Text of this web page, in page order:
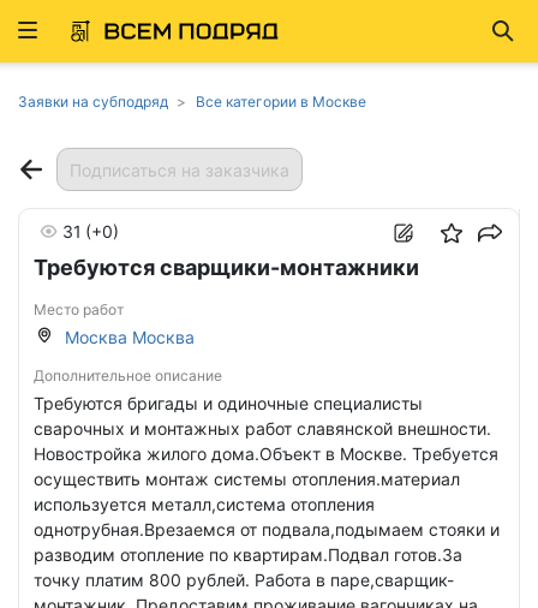
Развернуть
Заявки на субподряд Все категории в Москве
Подписаться на заказчика
Требуются сварщики-монтажники
31 (+0)
Место работ
Москва Москва
Дополнительное описание
Требуются бригады и одиночные специалисты
сварочных и монтажных работ славянской внешности.
Новостройка жилого дома.Объект в Москве. Требуется
осуществить монтаж системы отопления.материал
используется металл,система отопления
однотрубная.Врезаемся от подвала,подымаем стояки и
разводим отопление по квартирам.Подвал готов.За
точку платим 800 рублей. Работа в паре,сварщик-